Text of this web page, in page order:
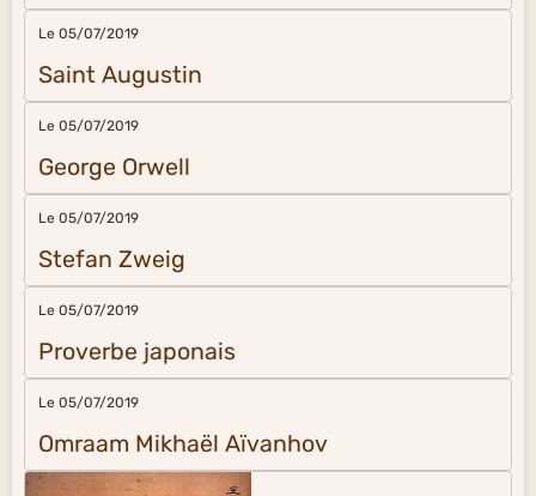
Le 05/07/2019
Saint Augustin
Le 05/07/2019
George Orwell
Le 05/07/2019
Stefan Zweig
Le 05/07/2019
Proverbe japonais
Le 05/07/2019
Omraam Mikhaël Aïvanhov